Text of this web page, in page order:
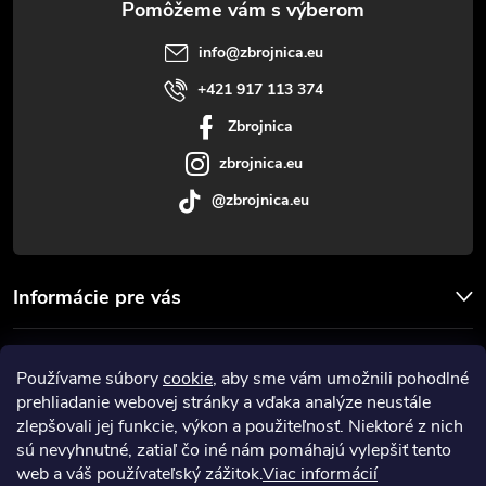
Používame súborycookie, aby sme vám umožnili pohodlné
prehliadanie webovej stránky a vďaka analýze neustále
zlepšovali jej funkcie, výkon a použiteľnosť. Niektoré z nich
sú nevyhnutné, zatiaľ čo iné nám pomáhajú vylepšiť tento
web a váš používateľský zážitok.Viac informácií
Informácie pre vás
Prijímame online platby
info@zbrojnica.eu
+421 917 113 374
Zbrojnica
zbrojnica.eu
@zbrojnica.eu